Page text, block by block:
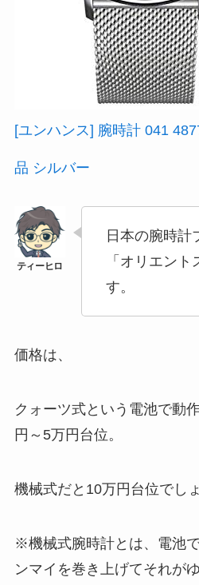
[ユンハンス] 腕時計 041
品 シルバー
日本の腕時計
「オリエン
す。
価格は、
クォーツ式という電池で動
円～5万円台位。
機械式だと10万円台位でし
※機械式腕時計とは、電池
ンマイを巻き上げてそれが